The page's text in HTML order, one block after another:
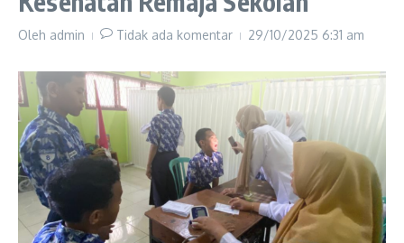
Oleh admin Tidak ada komentar 29/10/2025 6:31 am